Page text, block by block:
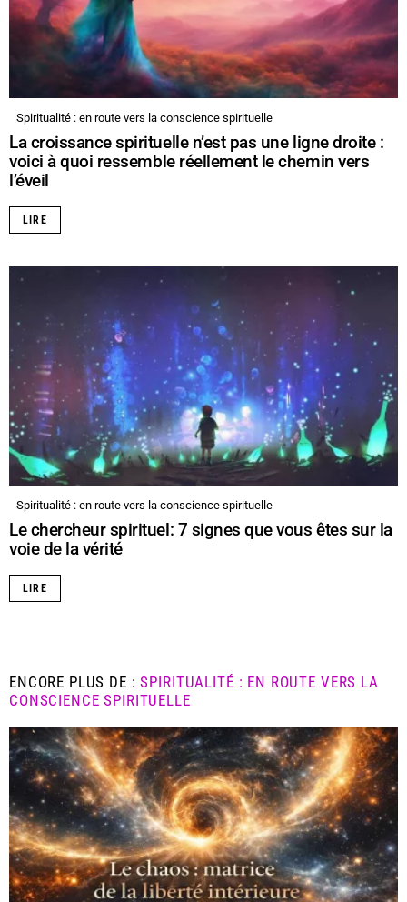
Spiritualité : en route vers la conscience spirituelle
La croissance spirituelle n’est pas une ligne droite :
voici à quoi ressemble réellement le chemin vers
l’éveil
LIRE
Spiritualité : en route vers la conscience spirituelle
Le chercheur spirituel: 7 signes que vous êtes sur la
voie de la vérité
LIRE
ENCORE PLUS DE :SPIRITUALITÉ : EN ROUTE VERS LA
CONSCIENCE SPIRITUELLE